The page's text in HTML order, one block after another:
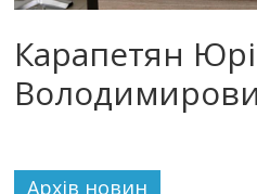
Карапетян
Архiв новин